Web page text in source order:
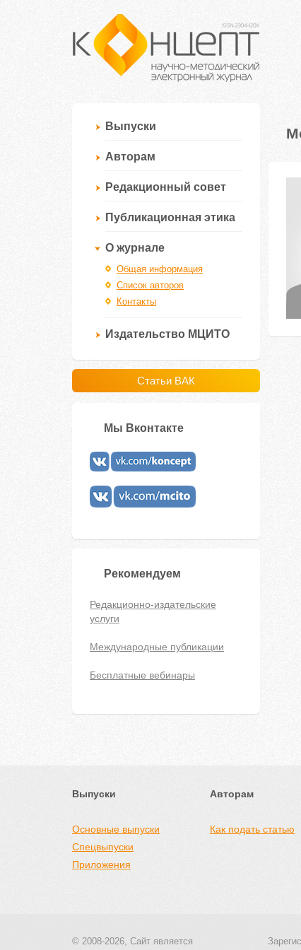
Выпуски
Авторам
Редакционный совет
Публикационная этика
О журнале
Общая информация
Список авторов
Контакты
Издательство МЦИТО
Статьи ВАК
Мы Вконтакте
Рекомендуем
Редакционно-издательские
услуги
Международные публикации
Бесплатные вебинары
Выпуски
Основные выпуски
Спецвыпуски
Приложения
Авторам
Как подать статью
© 2008-2026, Сайт является